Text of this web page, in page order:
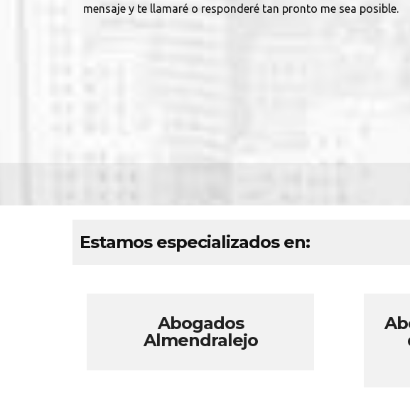
mensaje y te llamaré o responderé tan pronto me sea posible.
Estamos especializados en:
Abogados
Almendralejo